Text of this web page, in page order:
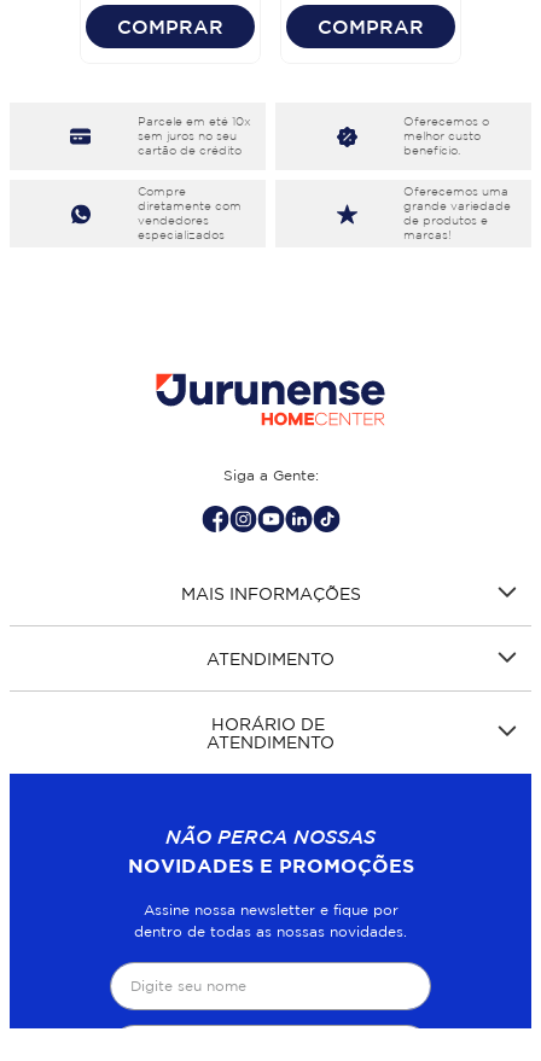
COMPRAR COMPRAR
Parcele em eté 10x
sem juros no seu
cartão de crédito
Oferecemos o
melhor custo
benefício.
Compre
diretamente com
vendedores
especializados
Oferecemos uma
grande variedade
de produtos e
marcas!
Siga a Gente:
MAIS INFORMAÇÕES
ATENDIMENTO
HORÁRIO DE
ATENDIMENTO
NÃO PERCA NOSSAS
NOVIDADES E PROMOÇÕES
Assine nossa newsletter e fique por
dentro de todas as nossas novidades.